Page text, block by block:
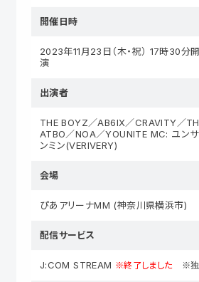
開催日時
2023年11月23日（木・祝） 17時30
演
出演者
THE BOYZ／AB6IX／CRAVITY／
ATBO／NOA／YOUNITE MC: ユン
ンミン(VERIVERY)
会場
ぴあアリーナMM (神奈川県横浜市)
配信サービス
J:COM STREAM ※終了しました ※